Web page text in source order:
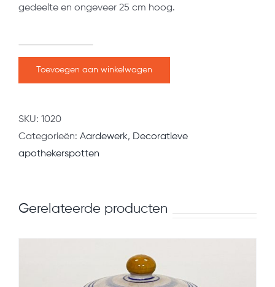
gedeelte en ongeveer 25 cm hoog.
CICVTA
aantal
Toevoegen aan winkelwagen
SKU: 1020
Categorieën: Aardewerk, Decoratieve
apothekerspotten
Gerelateerde producten